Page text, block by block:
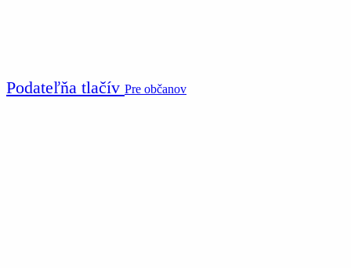
Podateľňa tlačív Pre občanov